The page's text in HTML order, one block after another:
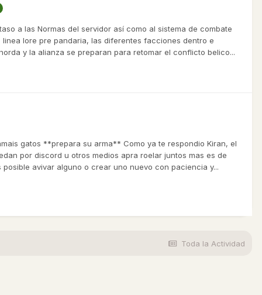
a las Normas del servidor así como al sistema de combate
lore pre pandaria, las diferentes facciones dentro e
y la alianza se preparan para retomar el conflicto belico...
gatos **prepara su arma** Como ya te respondio Kiran, el
por discord u otros medios apra roelar juntos mas es de
avivar alguno o crear uno nuevo con paciencia y...
Toda la Actividad